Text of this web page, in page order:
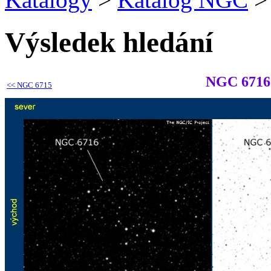
Výsledek hledání
<< NGC 6715 NGC 6716